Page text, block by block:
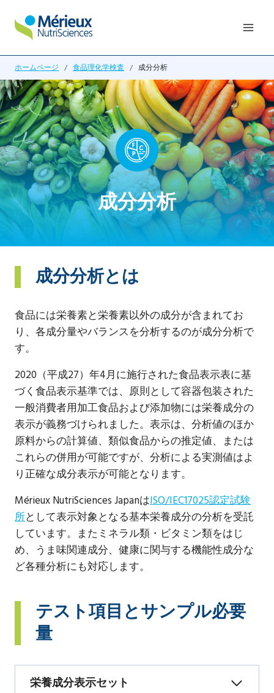
ス
ッ
プ
ホームページ / 食品理化学検査 / 成分分析
成分分析
成分分析とは
食品には栄養素と栄養素以外の成分が含まれてお
り、各成分量やバランスを分析するのが成分分析で
す。
2020（平成27）年4月に施行された食品表示表に基
づく食品表示基準では、原則として容器包装された
一般消費者用加工食品および添加物には栄養成分の
表示が義務づけられました。表示は、分析値のほか
原料からの計算値、類似食品からの推定値、または
これらの併用が可能ですが、分析による実測値はよ
り正確な成分表示が可能となります。
Mérieux NutriSciences JapanはISO/IEC17025認定試験
所として表示対象となる基本栄養成分の分析を受託
しています。またミネラル類・ビタミン類をはじ
め、うま味関連成分、健康に関与する機能性成分な
ど各種分析にも対応します。
テスト項目とサンプル必要
量
栄養成分表示セット